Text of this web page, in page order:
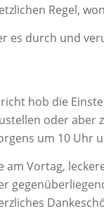
Regel,
es durch und
hob die
oder aber
um 10 Uhr
am Vortag,